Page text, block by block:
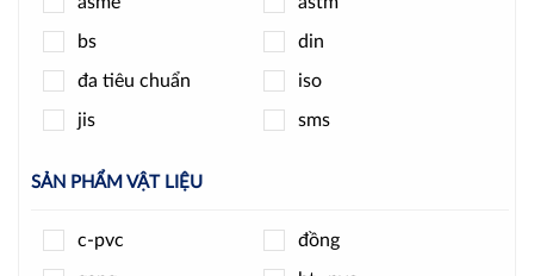
pmax round star
samwoo sanwa
shinyi spiraxsarco
t-blue tpc
unid
ydk ynv
bs din
đa tiêu chuẩn iso
jis sms
SẢN PHẨM VẬT LIỆU
c-pvc đồng